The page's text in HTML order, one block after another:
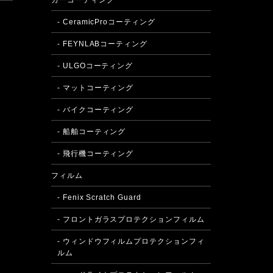
- CeramicProコーティング
- FEYNLABコーティング
- ULGOコーティング
- マットコーティング
- バイクコーティング
- 船舶コーティング
- 飛行機コーティング
フィルム
- Fenix Scratch Guard
- フロントガラスプロテクションフィルム
- ウィンドウフィルムプロテクションフィ
ルム